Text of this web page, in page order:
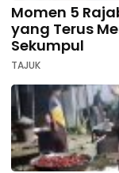
Momen 5
yang Terus
Sekumpul
TAJUK